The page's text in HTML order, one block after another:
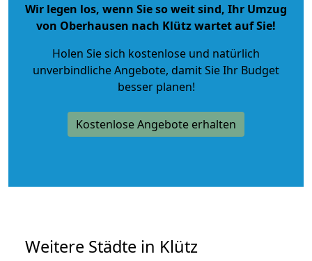
Wir legen los, wenn Sie so weit sind, Ihr Umzug
von Oberhausen nach Klütz wartet auf Sie!
Holen Sie sich kostenlose und natürlich
unverbindliche Angebote, damit Sie Ihr Budget
besser planen!
Kostenlose Angebote erhalten
Weitere Städte in Klütz